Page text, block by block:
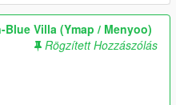
Blue Villa (Ymap / Menyoo)
Rögzített Hozzászólás